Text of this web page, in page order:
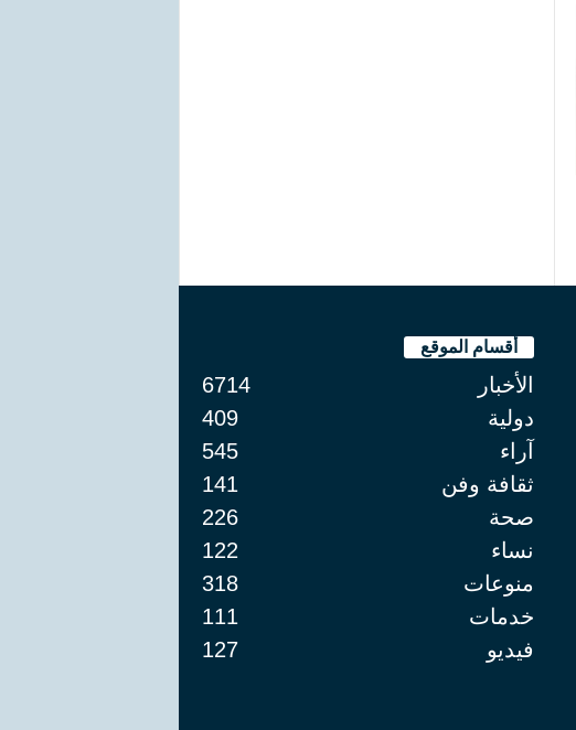
أقسام الموقع
الأخبار
6714
دولية
409
آراء
545
ثقافة وفن
141
صحة
226
نساء
122
منوعات
318
خدمات
111
فيديو
127